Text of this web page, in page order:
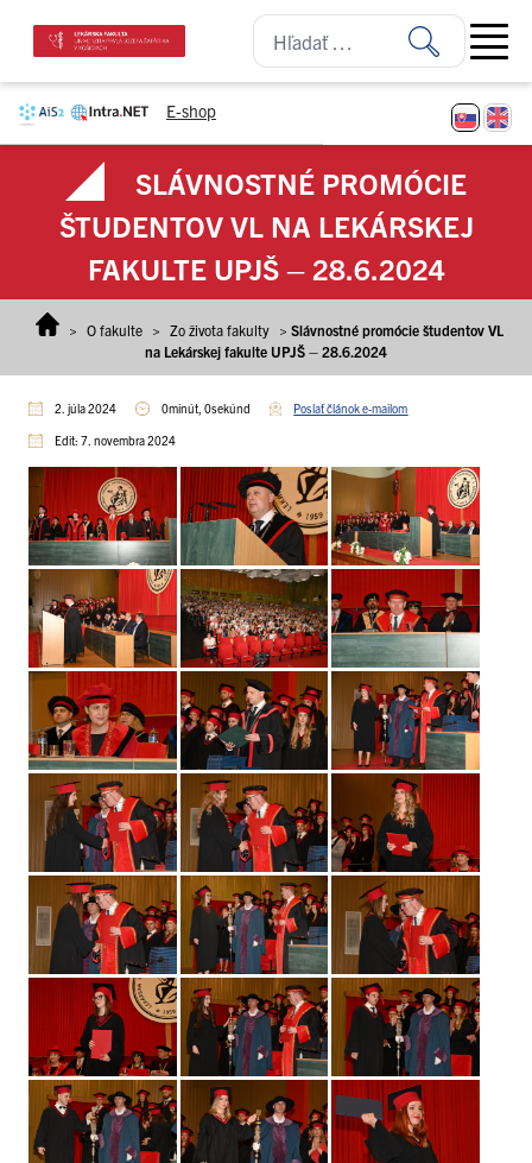
E-shop
Open
SLÁVNOSTNÉ PROMÓCIE
ŠTUDENTOV VL NA LEKÁRSKEJ
FAKULTE UPJŠ – 28.6.2024
> O fakulte > Zo života fakulty > Slávnostné promócie študentov VL
na Lekárskej fakulte UPJŠ – 28.6.2024
2. júla 2024 0minút, 0sekúnd Poslať článok e-mailom
Edit: 7. novembra 2024